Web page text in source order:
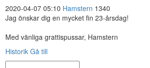
2020-04-07 05:10 Hamstern 1340
Jag önskar dig en mycket fin 23-årsdag!
Med vänliga grattispussar, Hamstern
Historik Gå till